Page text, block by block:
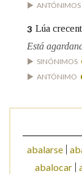
OUTRAS
Marcas
ANTÓNIMOS
3 Lúa
Está
SINÓNIMOS
ANTÓNIMO
abalarse
abalocar